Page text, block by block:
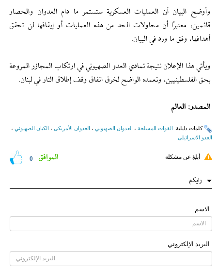
وأوضح البيان أن العمليات العسكرية ستستمر ما دام العدوان والحصار
قائمين، معتبرًا أن محاولات الحد من هذه العمليات أو إيقافها لن تحقق
أهدافها، وفق ما ورد في البيان.
ويأتي هذا الإعلان نتيجة تمادي العدو الصهيوني في ارتكاب المجازر المروعة
بحق الفلسطينيين، وتعمده الواضح لخرق اتفاق وقف إطلاق النار في لبنان.
المصدر: العالم
کلمات دلیلیة: القوات المسلحة ، العدوان الصهيوني ، العدوان الأمریکی ، الكيان الصهيوني ،
العدو الاسرائیلی
أبلغ عن مشكلة 0 الموافق
رایکم
الاسم
البرید الإلکتروني